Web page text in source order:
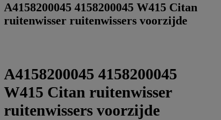
A4158200045 4158200045 W415 Citan
ruitenwisser ruitenwissers voorzijde
A4158200045 4158200045
W415 Citan ruitenwisser
ruitenwissers voorzijde